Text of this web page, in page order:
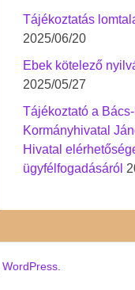
Tájékoztatás
2025/06/20
Ebek kötelező
2025/05/27
Tájékoztató a
Kormányhivatal
Hivatal
ügyfélfogadásáról
WordPress